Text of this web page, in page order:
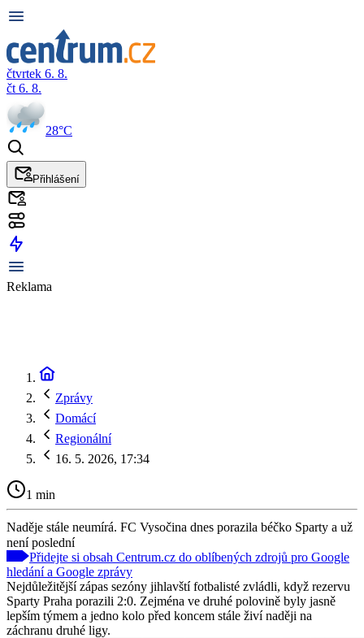
čtvrtek 6. 8.
čt 6. 8.
28°C
Přihlášení
Reklama
Zprávy
Domácí
Regionální
16. 5. 2026, 17:34
1 min
Naděje stále neumírá. FC Vysočina dnes porazila béčko Sparty a už
není poslední
Přidejte si obsah Centrum.cz do oblíbených zdrojů pro Google
hledání a Google zprávy
Nejdůležitější zápas sezóny jihlavští fotbalisté zvládli, když rezervu
Sparty Praha porazili 2:0. Zejména ve druhé polovině byly jasně
lepším týmem a jedno kolo před koncem stále živí naději na
záchranu druhé ligy.